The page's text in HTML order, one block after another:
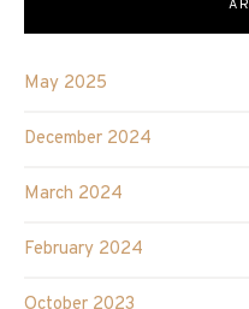
May 2025
December 2024
March 2024
February 2024